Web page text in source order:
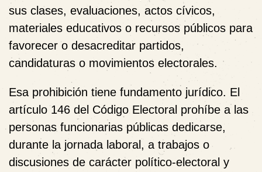
sus clases, evaluaciones, actos cívicos,
materiales educativos o recursos públicos para
favorecer o desacreditar partidos,
candidaturas o movimientos electorales.
Esa prohibición tiene fundamento jurídico. El
artículo 146 del Código Electoral prohíbe a las
personas funcionarias públicas dedicarse,
durante la jornada laboral, a trabajos o
discusiones de carácter político-electoral y